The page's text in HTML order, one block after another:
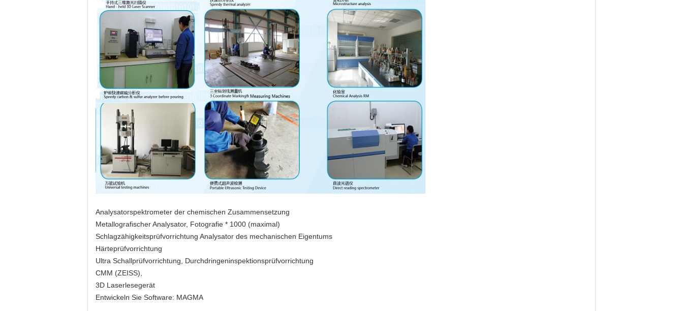
Analysatorspektrometer der chemischen Zusammensetzung
Metallografischer Analysator, Fotografie * 1000 (maximal)
Schlagzähigkeitsprüfvorrichtung Analysator des mechanischen Eigentums
Härteprüfvorrichtung
Ultra Schallprüfvorrichtung, Durchdringeninspektionsprüfvorrichtung
CMM (ZEISS),
3D Laserlesegerät
Entwickeln Sie Software: MAGMA